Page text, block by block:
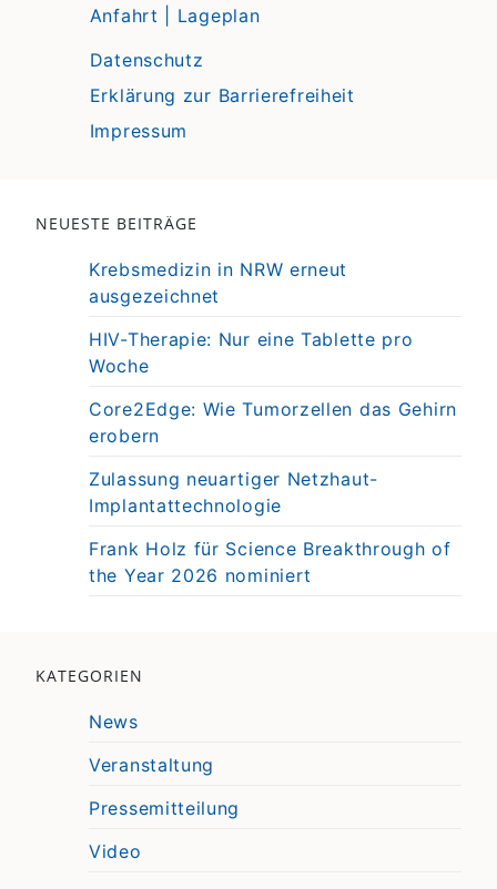
Anfahrt | Lageplan
Datenschutz
Erklärung zur Barrierefreiheit
Impressum
NEUESTE BEITRÄGE
Krebsmedizin in NRW erneut
ausgezeichnet
HIV-Therapie: Nur eine Tablette pro
Woche
Core2Edge: Wie Tumorzellen das Gehirn
erobern
Zulassung neuartiger Netzhaut-
Implantattechnologie
Frank Holz für Science Breakthrough of
the Year 2026 nominiert
KATEGORIEN
News
Veranstaltung
Pressemitteilung
Video